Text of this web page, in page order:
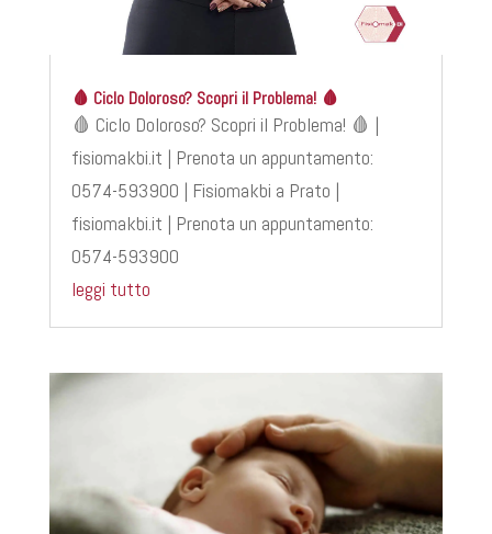
🩸 Ciclo Doloroso? Scopri il Problema! 🩸
🩸 Ciclo Doloroso? Scopri il Problema! 🩸 |
fisiomakbi.it | Prenota un appuntamento:
0574-593900 | Fisiomakbi a Prato |
fisiomakbi.it | Prenota un appuntamento:
0574-593900
leggi tutto